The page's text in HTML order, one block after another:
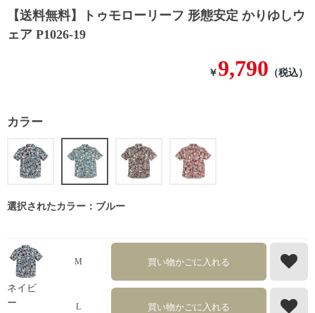
【送料無料】トゥモローリーフ 形態安定 かりゆしウ
ェア P1026-19
￥9,790 （税込）
カラー
選択されたカラー：ブルー
ネイビ
ー
M 買い物かごに入れる
L 買い物かごに入れる